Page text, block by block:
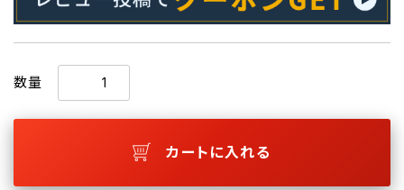
数量
カートに入れる